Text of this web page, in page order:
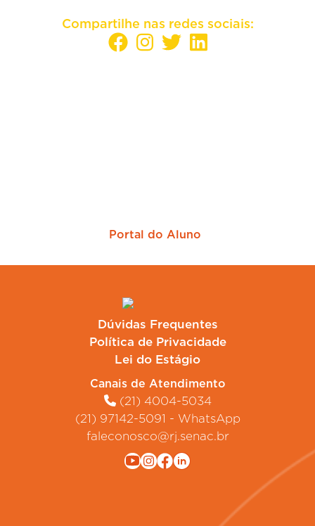
Compartilhe nas redes sociais:
Portal do Aluno
Dúvidas Frequentes
Política de Privacidade
Lei do Estágio
Canais de Atendimento
(21) 4004-5034
(21) 97142-5091 - WhatsApp
faleconosco@rj.senac.br